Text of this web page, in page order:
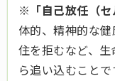
※ 「自己放任（
体的、精神的な
住を拒むなど、
ら追い込むこと